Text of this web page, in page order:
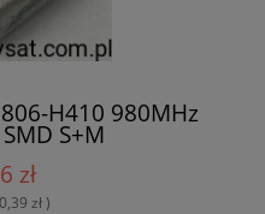
H410 980MHz
S+M
zł
zł )